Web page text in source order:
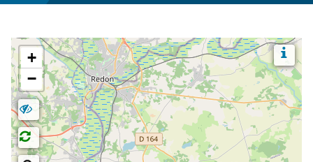
PORTUARIOS
MERCADOS
PÚBLICOS